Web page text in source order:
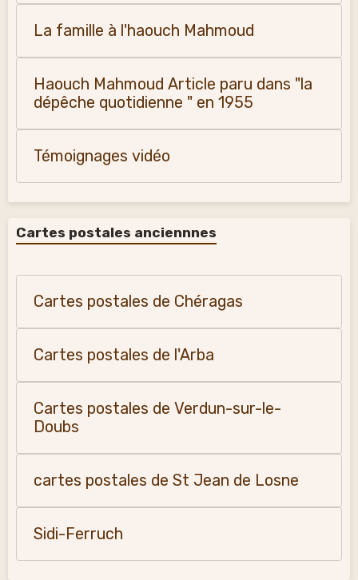
La famille à l'haouch Mahmoud
Haouch Mahmoud Article paru dans "la
dépêche quotidienne " en 1955
Témoignages vidéo
Cartes postales anciennnes
Cartes postales de Chéragas
Cartes postales de l'Arba
Cartes postales de Verdun-sur-le-
Doubs
cartes postales de St Jean de Losne
Sidi-Ferruch